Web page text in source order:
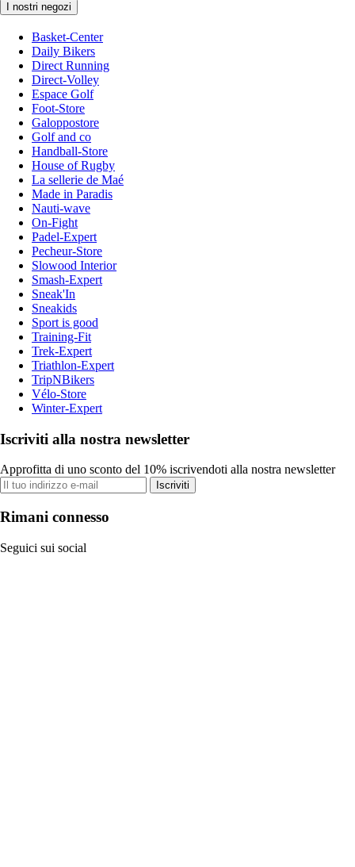
I nostri negozi
Basket-Center
Daily Bikers
Direct Running
Direct-Volley
Espace Golf
Foot-Store
Galoppostore
Golf and co
Handball-Store
House of Rugby
La sellerie de Maé
Made in Paradis
Nauti-wave
On-Fight
Padel-Expert
Pecheur-Store
Slowood Interior
Smash-Expert
Sneak'In
Sneakids
Sport is good
Training-Fit
Trek-Expert
Triathlon-Expert
TripNBikers
Vélo-Store
Winter-Expert
Iscriviti alla nostra newsletter
Approfitta di uno sconto del 10% iscrivendoti alla nostra newsletter
Iscriviti
Rimani connesso
Seguici sui social